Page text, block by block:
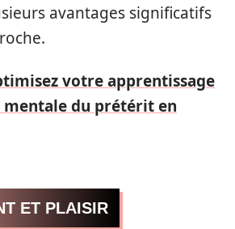
avantages significatifs
votre apprentissage
mentale du prétérit en
ET PLAISIR